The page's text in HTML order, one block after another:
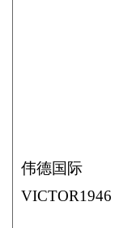
伟德国际
VICTOR1946